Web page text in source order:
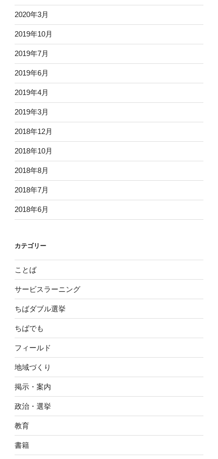
2020年3月
2019年10月
2019年7月
2019年6月
2019年4月
2019年3月
2018年12月
2018年10月
2018年8月
2018年7月
2018年6月
カテゴリー
ことば
サービスラーニング
ちばダブル選挙
ちばでも
フィールド
地域づくり
掲示・案内
政治・選挙
教育
書籍